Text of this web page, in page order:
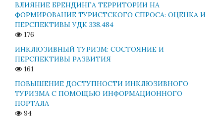
ВЛИЯНИЕ БРЕНДИНГА ТЕРРИТОРИИ НА
ФОРМИРОВАНИЕ ТУРИСТСКОГО СПРОСА: ОЦЕНКА И
ПЕРСПЕКТИВЫ УДК 338.484
176
ИНКЛЮЗИВНЫЙ ТУРИЗМ: СОСТОЯНИЕ И
ПЕРСПЕКТИВЫ РАЗВИТИЯ
161
ПОВЫШЕНИЕ ДОСТУПНОСТИ ИНКЛЮЗИВНОГО
ТУРИЗМА С ПОМОЩЬЮ ИНФОРМАЦИОННОГО
ПОРТАЛА
94